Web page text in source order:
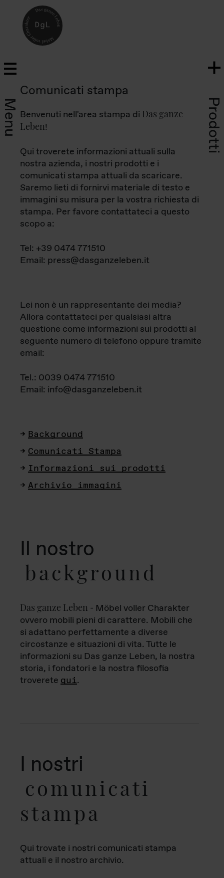
Menu Prodotti
Comunicati stampa
Benvenuti nell'area stampa di Das ganze
Leben!
Qui troverete informazioni attuali sulla
nostra azienda, i nostri prodotti e i
comunicati stampa attuali da scaricare.
Saremo lieti di fornirvi materiale di testo e
immagini su misura per la vostra richiesta di
stampa. Per favore contattateci a questo
scopo a:
Tel: +39 0474 771510
Email: press@dasganzeleben.it
Lei non è un rappresentante dei media?
Allora contattateci per qualsiasi altra
questione come informazioni sui prodotti al
seguente numero di telefono oppure tramite
email:
Tel.: 0039 0474 771510
Email: info@dasganzeleben.it
Background
Comunicati Stampa
Informazioni sui prodotti
Archivio immagini
Il nostro
background
Das ganze Leben - Möbel voller Charakter
ovvero mobili pieni di carattere. Mobili che
si adattano perfettamente a diverse
circostanze e situazioni di vita. Tutte le
informazioni su Das ganze Leben, la nostra
storia, i fondatori e la nostra filosofia
troverete qui.
I nostri
comunicati
stampa
Qui trovate i nostri comunicati stampa
attuali e il nostro archivio.